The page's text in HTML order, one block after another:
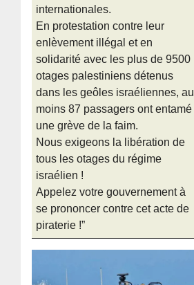
internationales.
En protestation contre leur
enlèvement illégal et en
solidarité avec les plus de 9500
otages palestiniens détenus
dans les geôles israéliennes, au
moins 87 passagers ont entamé
une grève de la faim.
Nous exigeons la libération de
tous les otages du régime
israélien !
Appelez votre gouvernement à
se prononcer contre cet acte de
piraterie !”